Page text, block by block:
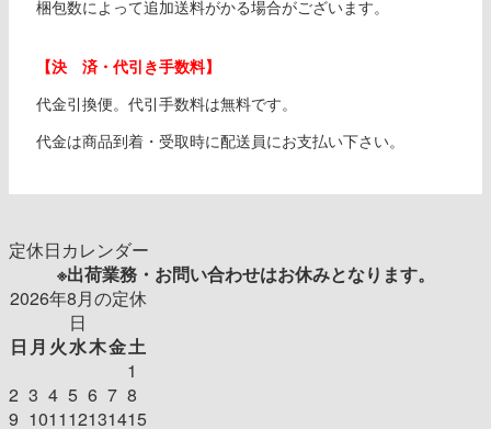
梱包数によって追加送料がかる場合がございます。
【決 済・代引き手数料】
代金引換便。代引手数料は無料です。
代金は商品到着・受取時に配送員にお支払い下さい。
定休日カレンダー
※出荷業務・お問い合わせはお休みとなります。
2026年8月の定休
日
日 月 火水木金土
1
2 3 4 5 6 7 8
9 101112131415